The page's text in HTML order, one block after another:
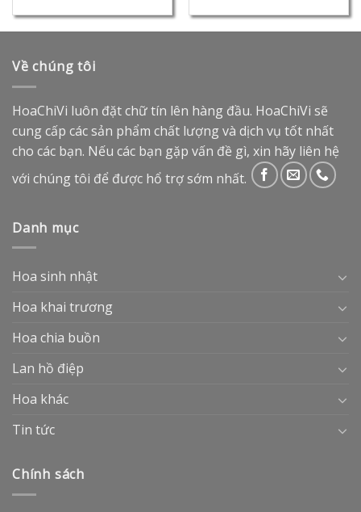
Về chúng tôi
HoaChiVi luôn đặt chữ tín lên hàng đầu. HoaChiVi sẽ
cung cấp các sản phẩm chất lượng và dịch vụ tốt nhất
cho các bạn. Nếu các bạn gặp vấn đề gì, xin hãy liên hệ
với chúng tôi để được hổ trợ sớm nhất.
Danh mục
Hoa sinh nhật
Hoa khai trương
Hoa chia buồn
Lan hồ điệp
Hoa khác
Tin tức
Chính sách